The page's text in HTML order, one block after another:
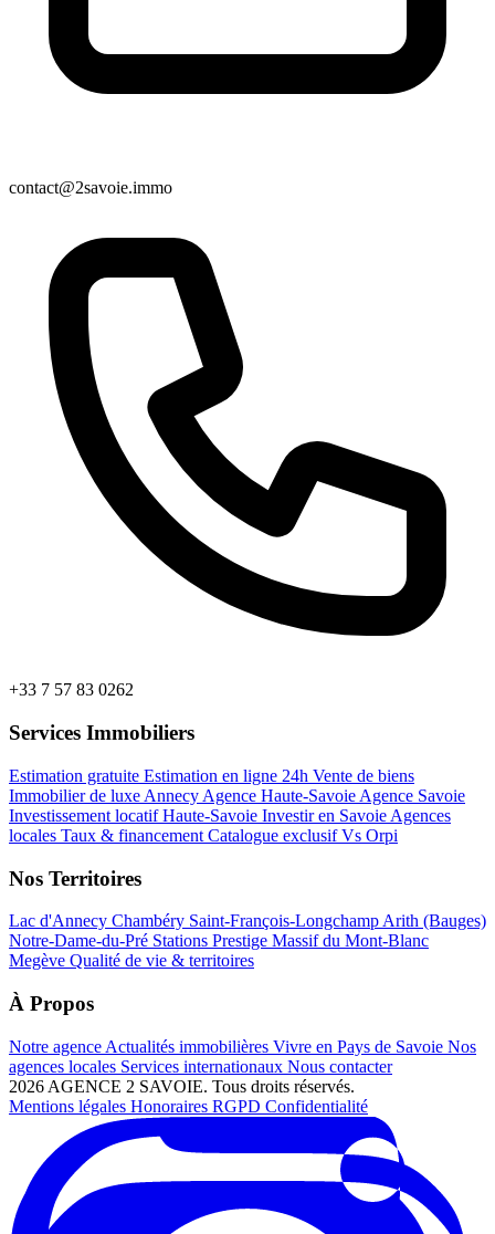
contact@2savoie.immo
+33 7 57 83 0262
Services Immobiliers
Estimation gratuite Estimation en ligne 24h Vente de biens
Immobilier de luxe Annecy Agence Haute-Savoie Agence Savoie
Investissement locatif Haute-Savoie Investir en Savoie Agences
locales Taux & financement Catalogue exclusifVs Orpi
Nos Territoires
Lac d'Annecy Chambéry Saint-François-Longchamp Arith (Bauges)
Notre-Dame-du-Pré Stations Prestige Massif du Mont-Blanc
Megève Qualité de vie & territoires
À Propos
Notre agence Actualités immobilières Vivre en Pays de Savoie Nos
agences locales Services internationaux Nous contacter
2026 AGENCE 2 SAVOIE. Tous droits réservés.
Mentions légales Honoraires RGPD Confidentialité